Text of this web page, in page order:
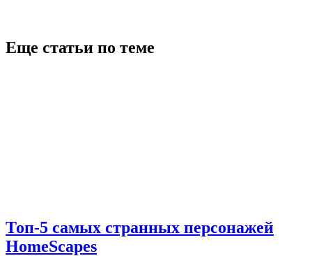
Еще статьи по теме
Топ-5 самых странных персонажей
HomeScapes